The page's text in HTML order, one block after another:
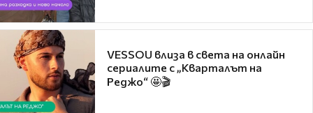
VESSOU влиза в света на онлайн
сериалите с „Кварталът на
Реджо“ 🤩🎬